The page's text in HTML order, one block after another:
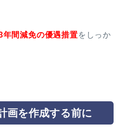
年間減免の優遇措置をしっか
画を作成する前に